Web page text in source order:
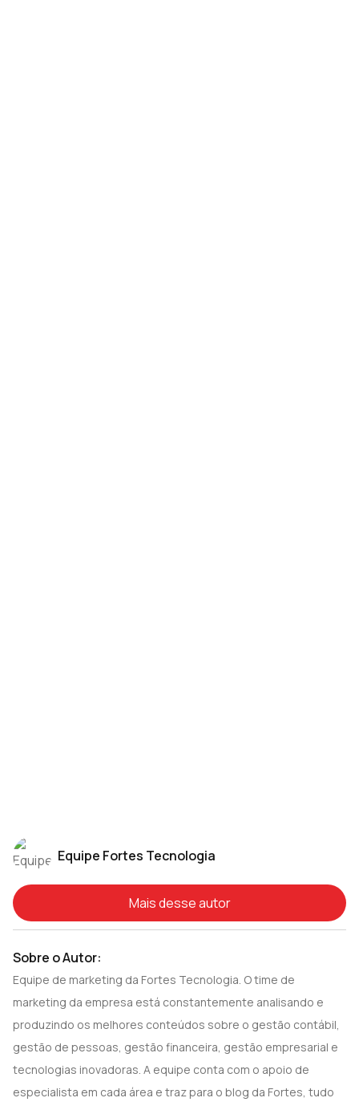
Equipe Fortes Tecnologia
Mais desse autor
Sobre o Autor:
Equipe de marketing da Fortes Tecnologia. O time de
marketing da empresa está constantemente analisando e
produzindo os melhores conteúdos sobre o gestão contábil,
gestão de pessoas, gestão financeira, gestão empresarial e
tecnologias inovadoras. A equipe conta com o apoio de
especialista em cada área e traz para o blog da Fortes, tudo